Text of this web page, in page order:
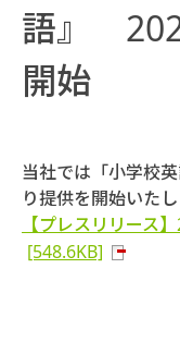
語』
開始
当社では「小学校
り提供を開始いたし
【プレスリリー
[548.6KB]